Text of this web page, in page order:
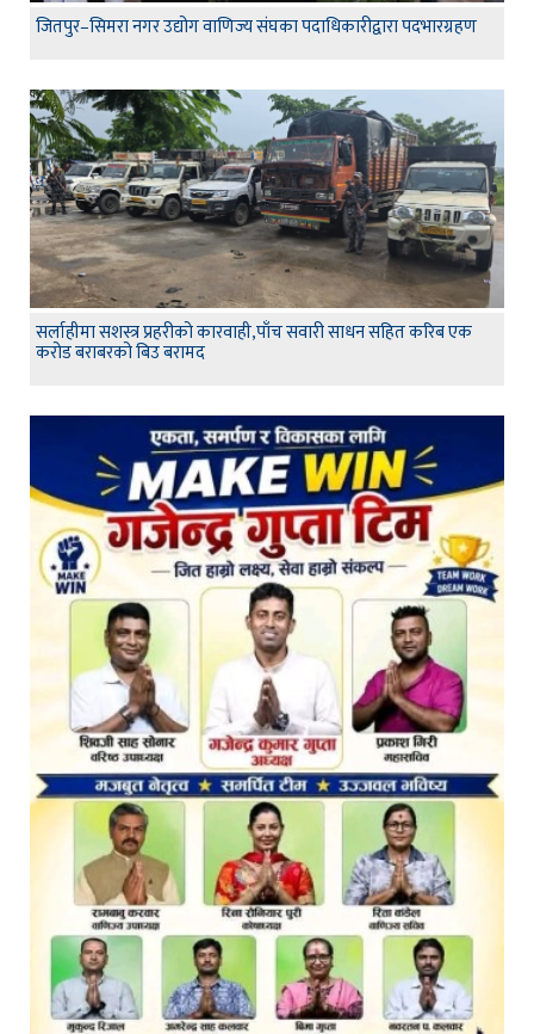
जितपुर–सिमरा नगर उद्योग वाणिज्य संघका पदाधिकारीद्वारा पदभारग्रहण
सर्लाहीमा सशस्त्र प्रहरीको कारवाही,पाँच सवारी साधन सहित करिब एक
करोड बराबरको बिउ बरामद